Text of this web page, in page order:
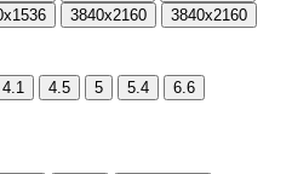
3840x2160
3840х2160
4.1 4.5 5 5.4
6.6